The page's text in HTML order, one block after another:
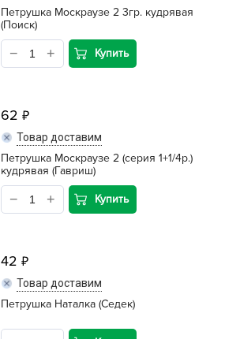
Петрушка Москраузе 2 3гр. кудрявая
(Поиск)
Купить
62
Товар доставим
Петрушка Москраузе 2 (серия 1+1/4р.)
кудрявая (Гавриш)
Купить
42
Товар доставим
Петрушка Наталка (Седек)